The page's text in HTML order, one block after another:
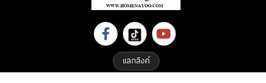
แลกลิงค์